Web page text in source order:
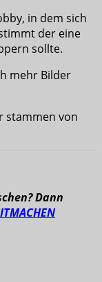
in dem sich
der eine
sollte.
mehr Bilder
stammen von
Dann